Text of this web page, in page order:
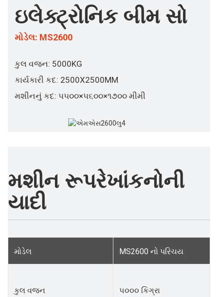
ઇલેક્ટ્રોનિક બીમ સો
મોડેલ: MS2600
કુલ વજન: 5000KG
કાર્યકારી કદ: 2500X2500MM
મશીનનું કદ: ૫૫૦૦×૫૬૦૦×૧૭૦૦ મીમી
મશીન રૂપરેખાંકનોની
યાદી
મોડેલ MS2600 નો પરિચય
કુલ વજન ૫૦૦૦ કિગ્રા